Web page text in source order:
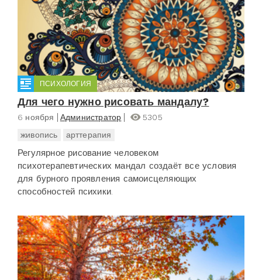
ПСИХОЛОГИЯ
Для чего нужно рисовать мандалу?
6 ноября Администратор
5305
живопись
арттерапия
Регулярное рисование человеком
психотерапевтических мандал создаёт все условия
для бурного проявления самоисцеляющих
способностей психики.